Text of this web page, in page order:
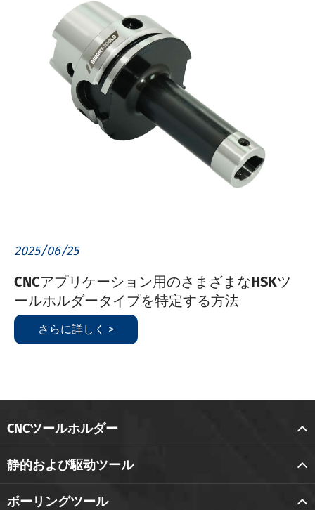
2025/06/25
CNCアプリケーション用のさまざまなHSKツ
ールホルダータイプを特定する方法
さらに詳しく >
CNCツールホルダー
静的および駆动ツール
ボーリングツール